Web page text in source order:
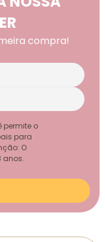
compra!
permite o
para
O
anos.